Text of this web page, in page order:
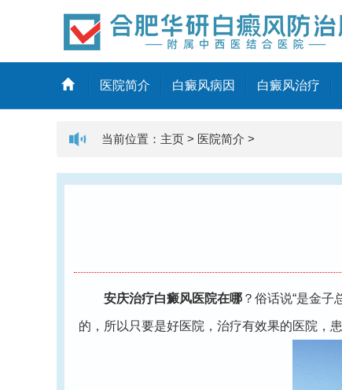
医院简介 白癜风病因 白癜风治疗
当前位置： 主页 > 医院简介 >
安庆治疗白癜风医院在哪？俗话说“是金子
的，所以只要是好医院，治疗有效果的医院，